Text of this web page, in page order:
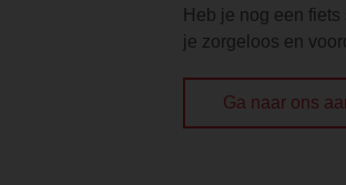
Heb je nog een fiets
je zorgeloos en
Ga naar ons